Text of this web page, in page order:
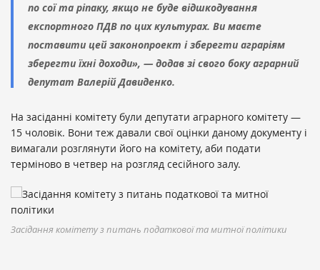
по сої та ріпаку, якщо не буде відшкодування
експортного ПДВ по цих культурах. Ви маєте
поставити цей законопроект і зберегти аграріям
зберегти їхні доходи», — додав зі свого боку аграрний
депутат Валерій Давиденко.
На засіданні комітету були депутати аграрного комітету —
15 чоловік. Вони теж давали свої оцінки даному документу і
вимагали розглянути його на комітету, аби подати
терміново в четвер на розгляд сесійного залу.
Засідання комітету з питань податкової та митної політики